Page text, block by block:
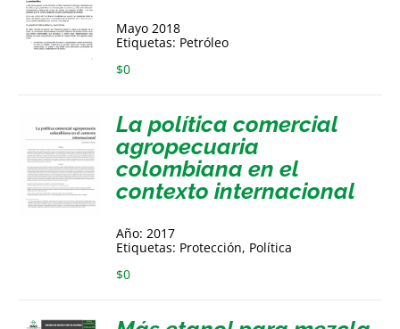
Mayo 2018
Etiquetas: Petróleo
$0
La política comercial
agropecuaria
colombiana en el
contexto internacional
Año: 2017
Etiquetas: Protección, Política
$0